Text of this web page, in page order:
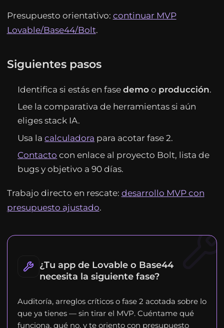
Presupuesto orientativo: continuar MVP
Lovable/Base44/Bolt.
Siguientes pasos
Identifica si estás en fasedemo o producción.
Lee la comparativa de herramientas si aún
eliges stack IA.
Usa lacalculadora para acotar fase 2.
Contacto con enlace al proyecto Bolt, lista de
bugs y objetivo a 90 días.
Trabajo directo en rescate: desarrollo MVP con
presupuesto ajustado.
¿Tu app de Lovable o Base44
necesita la siguiente fase?
Auditoría, arreglos críticos o fase 2 acotada sobre lo
que ya tienes — sin tirar el MVP. Cuéntame qué
funciona, qué no, y te oriento con presupuesto